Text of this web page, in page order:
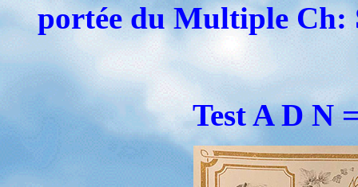
portée du Multiple
Test A D N